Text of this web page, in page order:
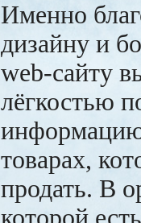
Именно
дизайну и
web-сайту
лёгкостью
товарах,
продать. В